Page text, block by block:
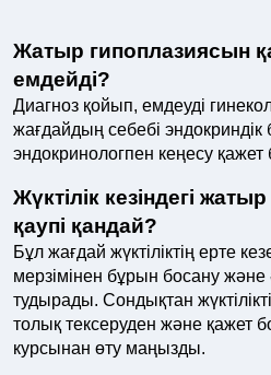
Жатыр гипоплазиясын
емдейді?
Диагноз қойып, емдеуді
жағдайдың себебі
эндокринологпен кеңесу қажет
Жүктілік кезіндегі
қаупі қандай?
Бұл жағдай жүктіліктің ерте
мерзімінен бұрын босану және
тудырады. Сондықтан
толық тексеруден және қажет
курсынан өту маңызды.